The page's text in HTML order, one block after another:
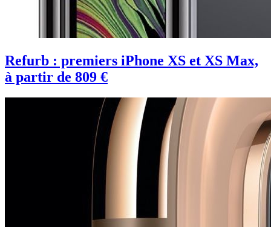
Refurb : premiers iPhone XS et XS Max,
à partir de 809 €